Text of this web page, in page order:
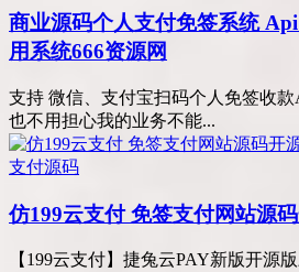
商业源码个人支付免签系统
用系统666资源网
支持 微信、支付宝扫码个人免签收
也不用担心我的业务不能...
支付源码
仿199云支付 免签支付网站源
【199云支付】捷兔云PAY新版开源